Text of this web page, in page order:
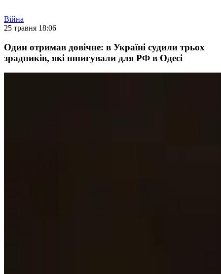
Війна
25 травня 18:06
Один отримав довічне: в Україні судили трьох
зрадників, які шпигували для РФ в Одесі